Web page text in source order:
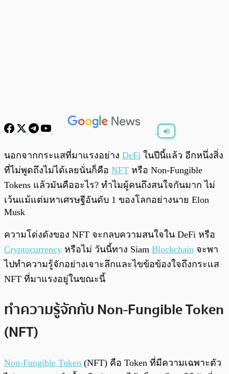
0:00 / 0:00
นอกจากกระแสที่มาแรงอย่าง DeFi ในปีนี้แล้ว อีกหนึ่งสิ่ง
ที่ไม่พูดถึงไม่ได้เลยนั่นก็คือ NFT หรือ Non-Fungible
Tokens แล้วมันคืออะไร? ทำไมผู้คนถึงสนใจกันมาก ไม่
เว้นแม้แต่มหาเศรษฐีอันดับ 1 ของโลกอย่างนาย Elon
Musk
ความโด่งดังของ NFT จะกลบความสนใจใน DeFi หรือ
Cryptocurrency หรือไม่ วันนี้ทาง Siam Blockchain จะพา
ไปทำความรู้จักอย่างเจาะลึกและไขข้อข้องใจถึงกระแส
NFT ที่มาแรงอยู่ในขณะนี้
ทำความรู้จักกับ Non-Fungible Token
(NFT)
Non-Fungible Token (NFT) คือ Token ที่มีความเฉพาะตัว